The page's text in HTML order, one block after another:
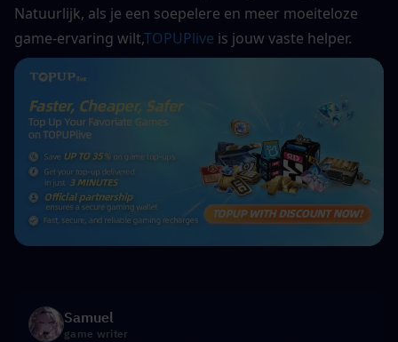
Natuurlijk, als je een soepelere en meer moeiteloze
game-ervaring wilt,TOPUPlive is jouw vaste helper.
Samuel
game writer